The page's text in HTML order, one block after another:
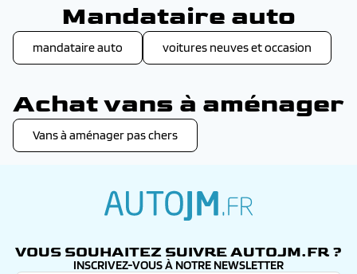
Mandataire auto
mandataire auto voitures neuves et occasion
Achat vans à aménager
Vans à aménager pas chers
VOUS SOUHAITEZ SUIVRE AUTOJM.FR ?
INSCRIVEZ-VOUS À NOTRE NEWSLETTER